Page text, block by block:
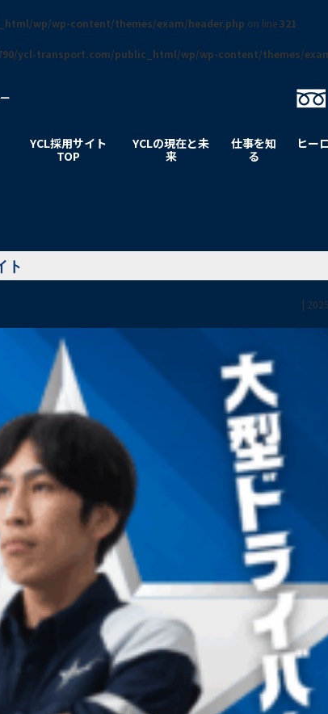
wp/wp-content/themes/exam/header.php on line321
ycl-transport.com/public_html/wp/wp-content/themes/
YCL採用サイト
TOP
YCLの現在と未
来
仕事を知
る
ヒー
ト
|